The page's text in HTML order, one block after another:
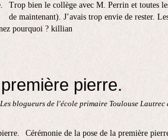
Trop bien le collège avec M. Perrin et toutes
de maintenant). J’avais trop envie de rester.
pourquoi ? killian
pierre.
blogueurs de l'école primaire Toulouse Lautrec
Cérémonie de la pose de la première